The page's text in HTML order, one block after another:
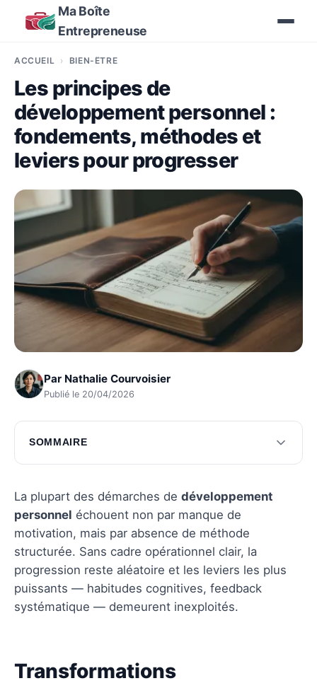
Ma Boîte
Entrepreneuse
ACCUEIL BIEN-ÊTRE
Les principes de
développement personnel :
fondements, méthodes et
leviers pour progresser
Par Nathalie Courvoisier
Publié le 20/04/2026
SOMMAIRE
Transformations managériales par le
Exploration des leviers d'évolution personnelle
Questions fréquentes
La plupart des démarches de développement
personnel échouent non par manque de
motivation, mais par absence de méthode
structurée. Sans cadre opérationnel clair, la
progression reste aléatoire et les leviers les plus
puissants — habitudes cognitives, feedback
systématique — demeurent inexploités.
Transformations